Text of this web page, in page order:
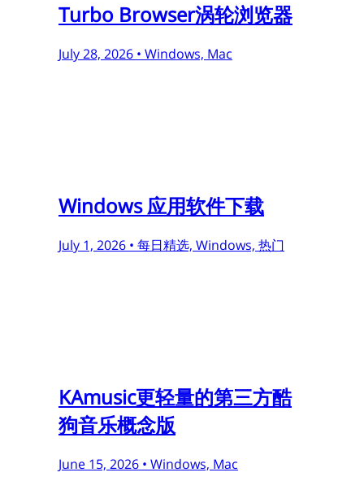
Turbo Browser涡轮浏览器
July 28, 2026 • Windows, Mac
Windows 应用软件下载
July 1, 2026 • 每日精选, Windows, 热门
KAmusic更轻量的第三方酷
狗音乐概念版
June 15, 2026 • Windows, Mac